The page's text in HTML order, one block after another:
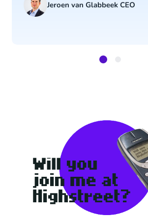
Jeroen van Glabbeek CEO